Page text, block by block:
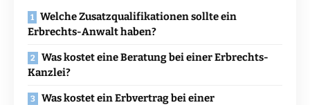
Welche Zusatzqualifikationen sollte ein
Erbrechts-Anwalt haben?
Was kostet eine Beratung bei einer Erbrechts-
Kanzlei?
Was kostet ein Erbvertrag bei einer